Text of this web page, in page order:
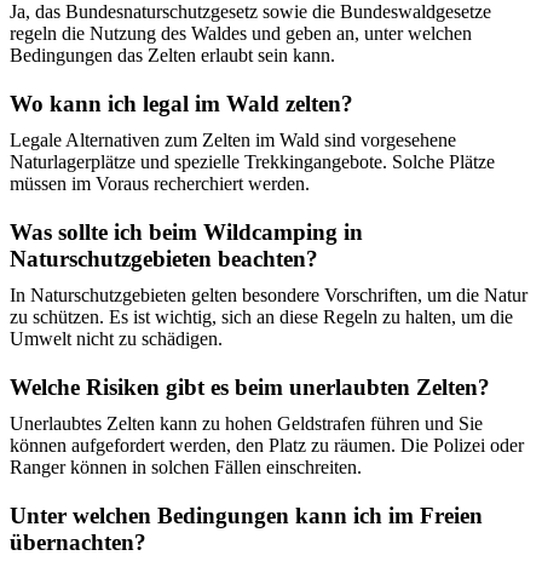
Ja, das Bundesnaturschutzgesetz sowie die Bundeswaldgesetze
regeln die Nutzung des Waldes und geben an, unter welchen
Bedingungen das Zelten erlaubt sein kann.
Wo kann ich legal im Wald zelten?
Legale Alternativen zum Zelten im Wald sind vorgesehene
Naturlagerplätze und spezielle Trekkingangebote. Solche Plätze
müssen im Voraus recherchiert werden.
Was sollte ich beim Wildcamping in
Naturschutzgebieten beachten?
In Naturschutzgebieten gelten besondere Vorschriften, um die Natur
zu schützen. Es ist wichtig, sich an diese Regeln zu halten, um die
Umwelt nicht zu schädigen.
Welche Risiken gibt es beim unerlaubten Zelten?
Unerlaubtes Zelten kann zu hohen Geldstrafen führen und Sie
können aufgefordert werden, den Platz zu räumen. Die Polizei oder
Ranger können in solchen Fällen einschreiten.
Unter welchen Bedingungen kann ich im Freien
übernachten?